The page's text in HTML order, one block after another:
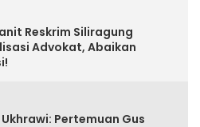
Reskrim Siliragung
Advokat, Abaikan
Pertemuan Gus